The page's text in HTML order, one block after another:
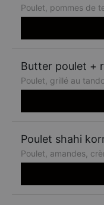
Poulet, pommes de
Butter poulet +
Poulet, grillé au
Poulet shahi
Poulet, amandes,